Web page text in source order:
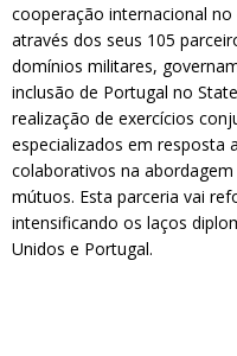
cooperação internacional
através dos seus 105
domínios militares,
inclusão de Portugal no
realização de exercícios
especializados em resposta
colaborativos na
mútuos. Esta parceria vai
intensificando os laços
Unidos e Portugal.